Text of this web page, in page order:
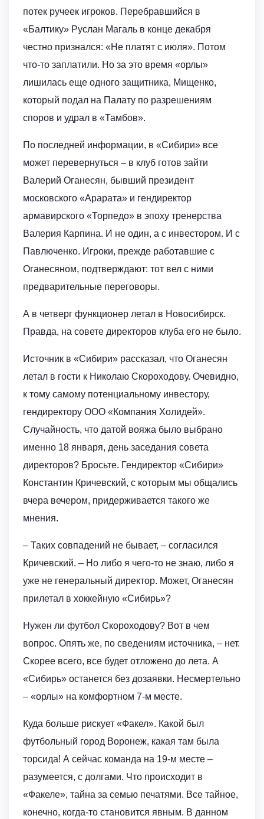
потек ручеек игроков. Перебравшийся в
«Балтику» Руслан Магаль в конце декабря
честно признался: «Не платят с июля». Потом
что-то заплатили. Но за это время «орлы»
лишилась еще одного защитника, Мищенко,
который подал на Палату по разрешениям
споров и удрал в «Тамбов».
По последней информации, в «Сибири» все
может перевернуться – в клуб готов зайти
Валерий Оганесян, бывший президент
московского «Арарата» и гендиректор
армавирского «Торпедо» в эпоху тренерства
Валерия Карпина. И не один, а с инвестором. И с
Павлюченко. Игроки, прежде работавшие с
Оганесяном, подтверждают: тот вел с ними
предварительные переговоры.
А в четверг функционер летал в Новосибирск.
Правда, на совете директоров клуба его не было.
Источник в «Сибири» рассказал, что Оганесян
летал в гости к Николаю Скороходову. Очевидно,
к тому самому потенциальному инвестору,
гендиректору ООО «Компания Холидей».
Случайность, что датой вояжа было выбрано
именно 18 января, день заседания совета
директоров? Бросьте. Гендиректор «Сибири»
Константин Кричевский, с которым мы общались
вчера вечером, придерживается такого же
мнения.
– Таких совпадений не бывает, – согласился
Кричевский. – Но либо я чего-то не знаю, либо я
уже не генеральный директор. Может, Оганесян
прилетал в хоккейную «Сибирь»?
Нужен ли футбол Скороходову? Вот в чем
вопрос. Опять же, по сведениям источника, – нет.
Скорее всего, все будет отложено до лета. А
«Сибирь» останется без дозаявки. Несмертельно
– «орлы» на комфортном 7-м месте.
Куда больше рискует «Факел». Какой был
футбольный город Воронеж, какая там была
торсида! А сейчас команда на 19-м месте –
разумеется, с долгами. Что происходит в
«Факеле», тайна за семью печатями. Все тайное,
конечно, когда-то становится явным. В данном